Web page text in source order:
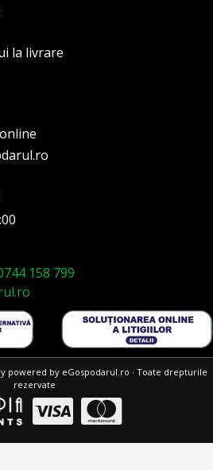
la livrare
158 799
powered by eGospodarul.ro · Toate drepturile
rezervate